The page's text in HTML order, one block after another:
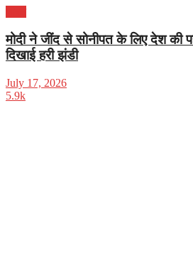
मोदी ने जींद से सोनीपत के लिए देश की
दिखाई हरी झंडी
July 17, 2026
5.9k